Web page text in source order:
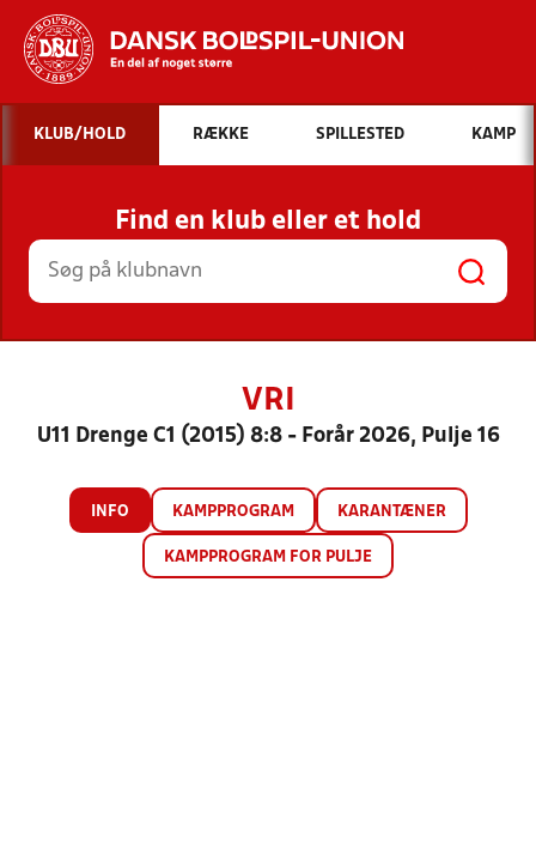
Hvad vil du søge efter?
INDHOLD OG NYHEDER
STILLINGER, RESULTATER, KLUBBER OG
HOLD
KLUB/HOLD RÆKKE SPILLESTED KAMP
Find en klub eller et hold
VRI
U11 Drenge C1 (2015) 8:8 - Forår 2026, Pulje 16
INFO KAMPPROGRAM KARANTÆNER
KAMPPROGRAM FOR PULJE